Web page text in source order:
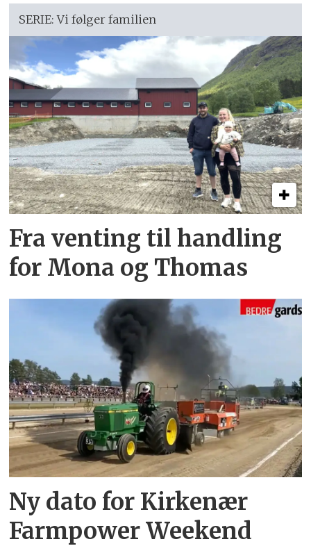
SERIE: Vi følger familien
Fra venting til handling
for Mona og Thomas
Ny dato for Kirkenær
Farmpower Weekend